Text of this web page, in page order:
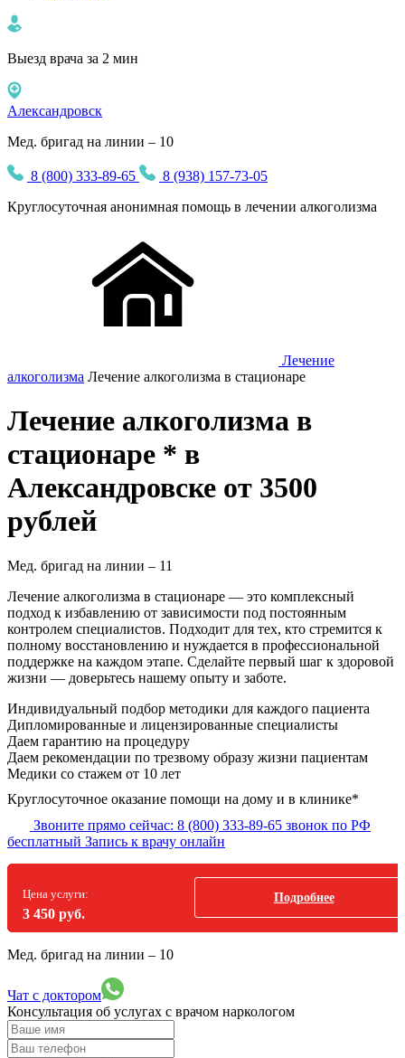
Выезд врача за 2 мин
Александровск
Мед. бригад на линии – 10
8 (800) 333-89-65
8 (938) 157-73-05
Круглосуточная анонимная помощь в лечении алкоголизма
Лечение
алкоголизма Лечение алкоголизма в стационаре
Лечение алкоголизма в
стационаре * в
Александровске от 3500
рублей
Мед. бригад на линии – 11
Лечение алкоголизма в стационаре — это комплексный
подход к избавлению от зависимости под постоянным
контролем специалистов. Подходит для тех, кто стремится к
полному восстановлению и нуждается в профессиональной
поддержке на каждом этапе. Сделайте первый шаг к здоровой
жизни — доверьтесь нашему опыту и заботе.
Индивидуальный подбор методики для каждого пациента
Дипломированные и лицензированные специалисты
Даем гарантию на процедуру
Даем рекомендации по трезвому образу жизни пациентам
Медики со стажем от 10 лет
Круглосуточное оказание помощи на дому и в клинике*
Звоните прямо сейчас: 8 (800) 333-89-65 звонок по РФ
бесплатный Запись к врачу онлайн
Цена услуги:
3 450 руб.
Подробнее
Мед. бригад на линии – 10
Чат с доктором
Консультация об услугах с врачом наркологом